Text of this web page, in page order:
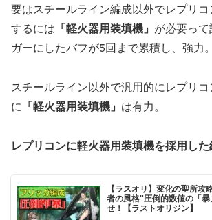
要はスチールライン編成以外でレプリ
するには 「軽火器用装填機」 が必要っ
ガーにしたバフが5回まで累積し、強力。
スチールライン以外で汎用的にレプリ
に 「軽火器用装填機」 は有力。
レプリコンに軽火器用装填機を採用し
【ラスオリ】変化の聖所
者の風格"圧倒的数値の「
せ！【ラストオリジン】